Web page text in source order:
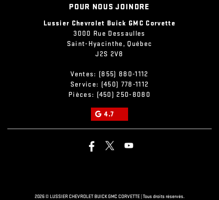
POUR NOUS JOINDRE
Lussier Chevrolet Buick GMC Corvette
3000 Rue Dessaulles
Saint-Hyacinthe , Québec
J2S 2V8
Ventes: (855) 880-1112
Service: (450) 778-1112
Pièces: (450) 250-8080
4.7
2026 © LUSSIER CHEVROLET BUICK GMC CORVETTE| Tous droits réservés.